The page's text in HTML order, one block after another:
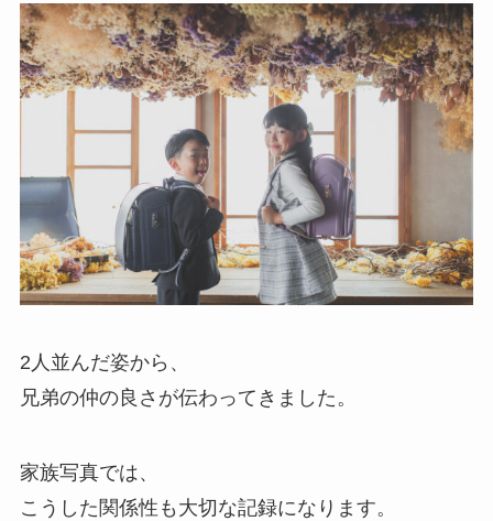
2人並んだ姿から、
兄弟の仲の良さが伝わってきました。
家族写真では、
こうした関係性も大切な記録になります。